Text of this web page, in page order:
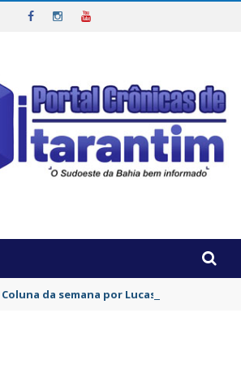
Coluna da semana por Lucas Sobrinho: